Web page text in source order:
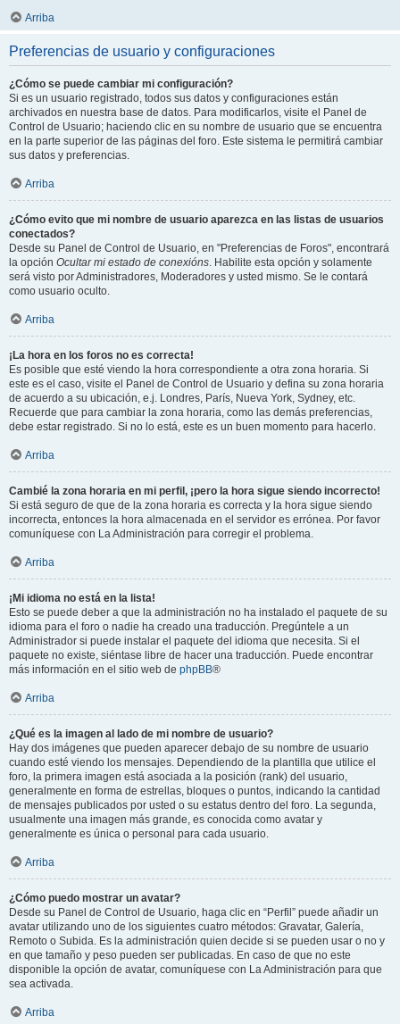
Arriba
Preferencias de usuario y configuraciones
¿Cómo se puede cambiar mi configuración?
Si es un usuario registrado, todos sus datos y configuraciones están
archivados en nuestra base de datos. Para modificarlos, visite el Panel de
Control de Usuario; haciendo clic en su nombre de usuario que se encuentra
en la parte superior de las páginas del foro. Este sistema le permitirá cambiar
sus datos y preferencias.
Arriba
¿Cómo evito que mi nombre de usuario aparezca en las listas de usuarios
conectados?
Desde su Panel de Control de Usuario, en "Preferencias de Foros", encontrará
la opción Ocultar mi estado de conexións. Habilite esta opción y solamente
será visto por Administradores, Moderadores y usted mismo. Se le contará
como usuario oculto.
Arriba
¡La hora en los foros no es correcta!
Es posible que esté viendo la hora correspondiente a otra zona horaria. Si
este es el caso, visite el Panel de Control de Usuario y defina su zona horaria
de acuerdo a su ubicación, e.j. Londres, París, Nueva York, Sydney, etc.
Recuerde que para cambiar la zona horaria, como las demás preferencias,
debe estar registrado. Si no lo está, este es un buen momento para hacerlo.
Arriba
Cambié la zona horaria en mi perfil, ¡pero la hora sigue siendo incorrecto!
Si está seguro de que de la zona horaria es correcta y la hora sigue siendo
incorrecta, entonces la hora almacenada en el servidor es errónea. Por favor
comuníquese con La Administración para corregir el problema.
Arriba
¡Mi idioma no está en la lista!
Esto se puede deber a que la administración no ha instalado el paquete de su
idioma para el foro o nadie ha creado una traducción. Pregúntele a un
Administrador si puede instalar el paquete del idioma que necesita. Si el
paquete no existe, siéntase libre de hacer una traducción. Puede encontrar
más información en el sitio web de phpBB®
Arriba
¿Qué es la imagen al lado de mi nombre de usuario?
Hay dos imágenes que pueden aparecer debajo de su nombre de usuario
cuando esté viendo los mensajes. Dependiendo de la plantilla que utilice el
foro, la primera imagen está asociada a la posición (rank) del usuario,
generalmente en forma de estrellas, bloques o puntos, indicando la cantidad
de mensajes publicados por usted o su estatus dentro del foro. La segunda,
usualmente una imagen más grande, es conocida como avatar y
generalmente es única o personal para cada usuario.
Arriba
¿Cómo puedo mostrar un avatar?
Desde su Panel de Control de Usuario, haga clic en “Perfil” puede añadir un
avatar utilizando uno de los siguientes cuatro métodos: Gravatar, Galería,
Remoto o Subida. Es la administración quien decide si se pueden usar o no y
en que tamaño y peso pueden ser publicadas. En caso de que no este
disponible la opción de avatar, comuníquese con La Administración para que
sea activada.
Arriba